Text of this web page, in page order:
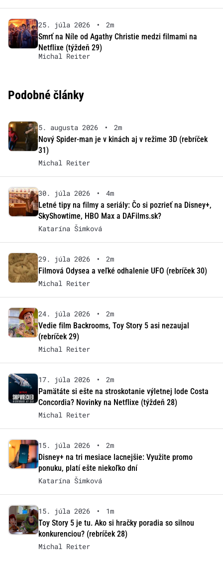
25. júla 2026 •
2m
Smrť na Níle od Agathy Christie medzi filmami na
Netflixe (týždeň 29)
Michal Reiter
Podobné články
5. augusta 2026 •
2m
Nový Spider-man je v kinách aj v režime 3D (rebríček
31)
Michal Reiter
30. júla 2026 •
4m
Letné tipy na filmy a seriály: Čo si pozrieť na Disney+,
SkyShowtime, HBO Max a DAFilms.sk?
Katarína Šimková
29. júla 2026 •
2m
Filmová Odysea a veľké odhalenie UFO (rebríček 30)
Michal Reiter
24. júla 2026 •
2m
Vedie film Backrooms, Toy Story 5 asi nezaujal
(rebríček 29)
Michal Reiter
17. júla 2026 •
2m
Pamätáte si ešte na stroskotanie výletnej lode Costa
Concordia? Novinky na Netflixe (týždeň 28)
Michal Reiter
15. júla 2026 •
2m
Disney+ na tri mesiace lacnejšie: Využite promo
ponuku, platí ešte niekoľko dní
Katarína Šimková
15. júla 2026 •
1m
Toy Story 5 je tu. Ako si hračky poradia so silnou
konkurenciou? (rebríček 28)
Michal Reiter